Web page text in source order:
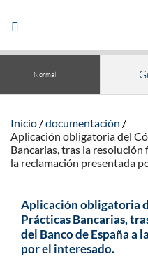
Abrir/Cerrar
navegación
Normal
Inicio
documentación
Aplicación obligatoria del
Bancarias, tras la resolución
la reclamación presentada
Aplicación obligatoria
Prácticas Bancarias,
del Banco de España a
por el interesado.